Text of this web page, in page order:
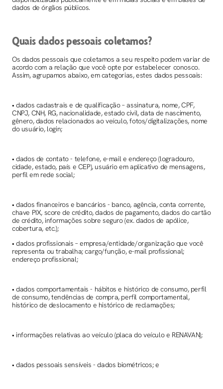
dados de órgãos públicos.
Quais dados pessoais coletamos?
Os dados pessoais que coletamos a seu respeito podem variar de
acordo com a relação que você opte por estabelecer conosco.
Assim, agrupamos abaixo, em categorias, estes dados pessoais:
• dados cadastrais e de qualificação – assinatura, nome, CPF,
CNPJ, CNH, RG, nacionalidade, estado civil, data de nascimento,
gênero, dados relacionados ao veículo, fotos/digitalizações, nome
do usuário, login;
• dados de contato - telefone, e-mail e endereço (logradouro,
cidade, estado, país e CEP), usuário em aplicativo de mensagens,
perfil em rede social;
• dados financeiros e bancários - banco, agência, conta corrente,
chave PIX, score de crédito, dados de pagamento, dados do cartão
de crédito, informações sobre seguro (ex. dados de apólice,
cobertura, etc.);
• dados profissionais – empresa/entidade/organização que você
representa ou trabalha; cargo/função, e-mail profissional;
endereço profissional;
• dados comportamentais - hábitos e histórico de consumo, perfil
de consumo, tendências de compra, perfil comportamental,
histórico de deslocamento e histórico de reclamações;
• informações relativas ao veículo (placa do veículo e RENAVAN);
• dados pessoais sensíveis - dados biométricos; e